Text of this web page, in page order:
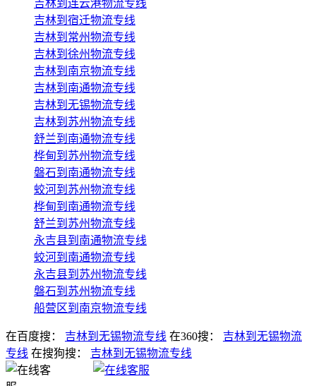
吉林到连云港物流专线
吉林到宿迁物流专线
吉林到常州物流专线
吉林到徐州物流专线
吉林到南京物流专线
吉林到南通物流专线
吉林到无锡物流专线
吉林到苏州物流专线
舒兰到南通物流专线
桦甸到苏州物流专线
磐石到南通物流专线
蛟河到苏州物流专线
桦甸到南通物流专线
舒兰到苏州物流专线
永吉县到南通物流专线
蛟河到南通物流专线
永吉县到苏州物流专线
磐石到苏州物流专线
船营区到南京物流专线
在百度搜： 吉林到无锡物流专线 在360搜：
吉林到无锡物流
专线 在搜狗搜： 吉林到无锡物流专线